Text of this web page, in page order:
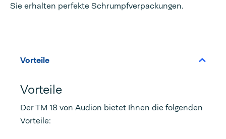
Sie erhalten perfekte Schrumpfverpackungen.
Vorteile
Vorteile
Der TM 18 von Audion bietet Ihnen die folgenden
Vorteile: